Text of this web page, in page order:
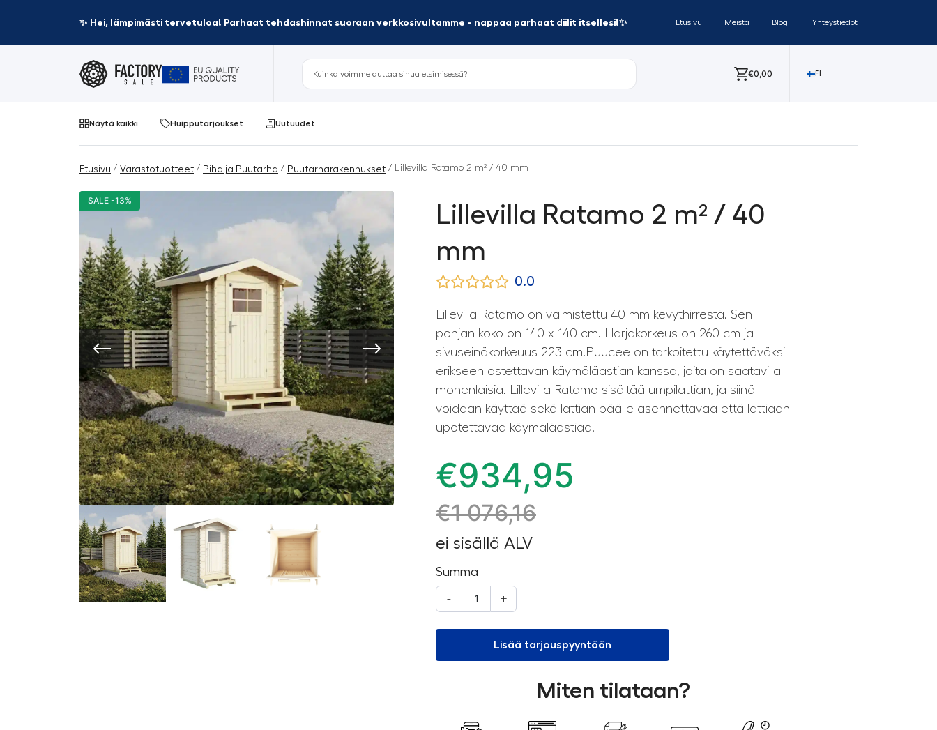
✨ Hei, lämpimästi tervetuloa! Parhaat tehdashinnat suoraan verkkosivultamme - nappaa parhaat diilit itsellesi!✨ Etusivu Meistä Blogi Yhteystiedot
€0,00 FI
Näytä kaikki Huipputarjoukset Uutuudet
Etusivu / Varastotuotteet / Piha ja Puutarha / Puutarharakennukset / Lillevilla Ratamo 2 m² / 40 mm
SALE -13%
Lillevilla Ratamo 2 m² / 40
mm
0.0
Lillevilla Ratamo on valmistettu 40 mm kevythirrestä. Sen
pohjan koko on 140 x 140 cm. Harjakorkeus on 260 cm ja
sivuseinäkorkeuus 223 cm.Puucee on tarkoitettu käytettäväksi
erikseen ostettavan käymäläastian kanssa, joita on saatavilla
monenlaisia. Lillevilla Ratamo sisältää umpilattian, ja siinä
voidaan käyttää sekä lattian päälle asennettavaa että lattiaan
upotettavaa käymäläastiaa.
€934,95
€1 076,16
ei sisällä ALV
Summa
- +
Lisää tarjouspyyntöön
Miten tilataan?